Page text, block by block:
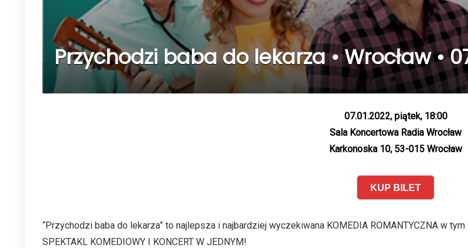
Przychodzi baba do lekarza • Wrocław •
07.01.2022, piątek, 18:00
Sala Koncertowa Radia Wrocław
Karkonoska 10, 53-015 Wrocław
KUP BILET
“Przychodzi baba do lekarza” to najlepsza i najbardziej wyczekiwana KOMEDIA ROMANTYCZNA w
SPEKTAKL KOMEDIOWY I KONCERT W JEDNYM!